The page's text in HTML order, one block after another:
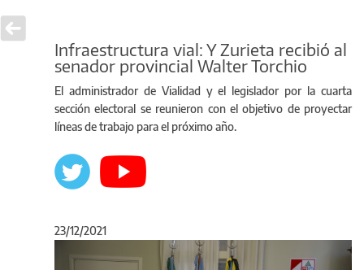
Infraestructura vial: Y Zurieta recibió al
senador provincial Walter Torchio
El administrador de Vialidad y el legislador por la cuarta
sección electoral se reunieron con el objetivo de proyectar
líneas de trabajo para el próximo año.
23/12/2021